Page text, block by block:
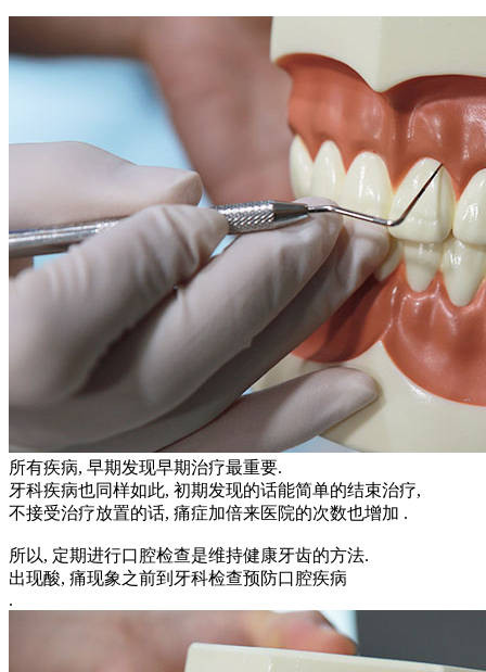
所有疾病, 早期发现早期治疗最重要.
牙科疾病也同样如此, 初期发现的话能简单的结束治疗,
不接受治疗放置的话, 痛症加倍来医院的次数也增加 .
所以, 定期进行口腔检查是维持健康牙齿的方法.
出现酸, 痛现象之前到牙科检查预防口腔疾病
.